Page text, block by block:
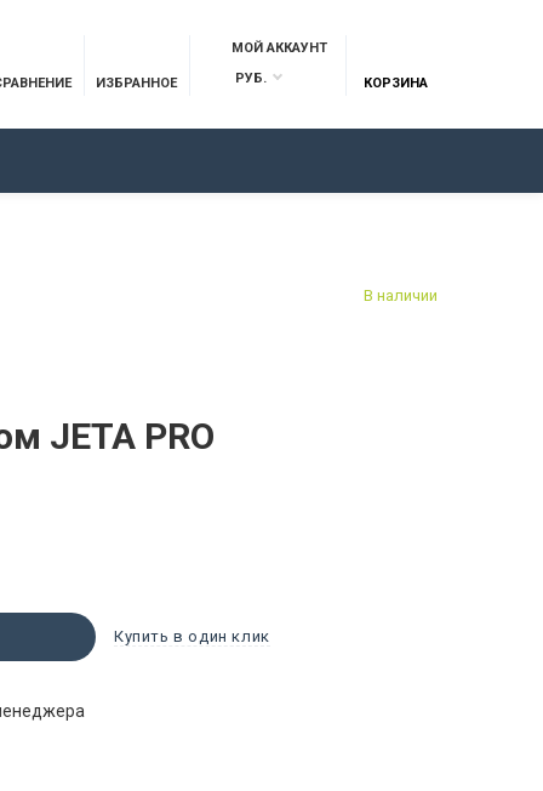
ИЗБРАННОЕ
МОЙ АККАУНТ
РУБ.
КОРЗИНА
JETA PRO
В наличии
Купить в один клик